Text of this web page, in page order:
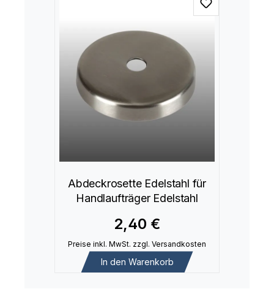
Abdeckrosette Edelstahl für
Handlaufträger Edelstahl
2,40 €
Preise inkl. MwSt. zzgl. Versandkosten
In den Warenkorb